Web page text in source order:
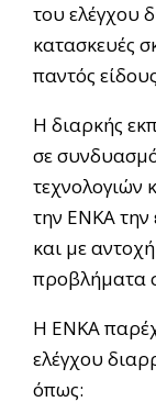
του ελέγχου
κατασκευές
παντός
Η διαρκής
σε
τεχνολογιών
την ΕΝΚΑ την
και με
προβλήματα
Η ΕΝΚΑ
ελέγχου
όπως: